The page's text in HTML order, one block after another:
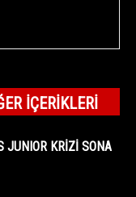
İÇERIKLERI
JUNIOR KRİZİ SONA